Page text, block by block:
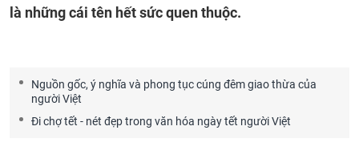
là những cái tên hết sức quen thuộc.
Nguồn gốc, ý nghĩa và phong tục cúng đêm giao thừa của
người Việt
Đi chợ tết - nét đẹp trong văn hóa ngày tết người Việt